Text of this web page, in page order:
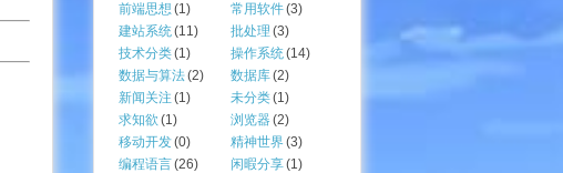
前端思想 (1) 常用软件(3)
建站系统(11) 批处理 (3)
技术分类(1) 操作系统(14)
数据与算法(2) 数据库(2)
新闻关注 (1) 未分类(1)
求知欲 (1) 浏览器(2)
移动开发(0) 精神世界(3)
编程语言(26) 闲暇分享(1)